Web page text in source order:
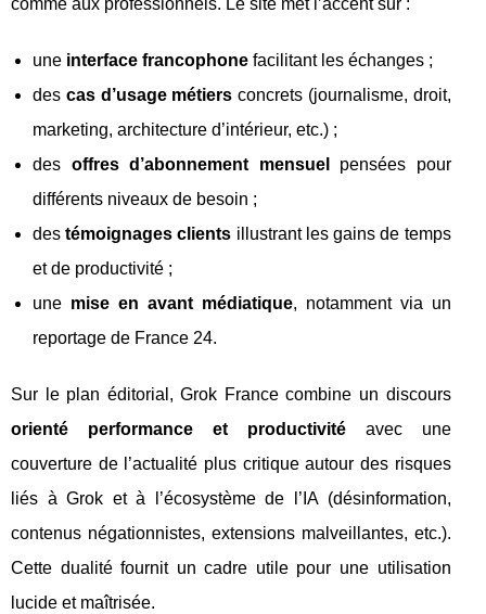
comme aux professionnels. Le site met l’accent sur :
une interface francophone facilitant les échanges ;
des cas d’usage métiers concrets (journalisme, droit,
marketing, architecture d’intérieur, etc.) ;
des offres d’abonnement mensuel
pensées pour
différents niveaux de besoin ;
destémoignages clients illustrant les gains de temps
et de productivité ;
une mise en avant médiatique, notamment via un
reportage de France 24.
Sur le plan éditorial, Grok France combine un discours
orienté performance et productivitéavec une
couverture de l’actualité plus critique autour des risques
liés à Grok et à l’écosystème de l’IA (désinformation,
contenus négationnistes, extensions malveillantes, etc.).
Cette dualité fournit un cadre utile pour une utilisation
lucide et maîtrisée.